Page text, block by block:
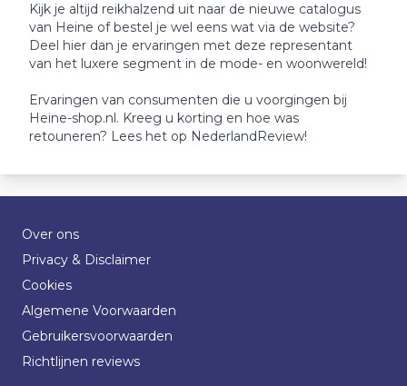
Kijk je altijd reikhalzend uit naar de nieuwe catalogus
van Heine of bestel je wel eens wat via de website?
Deel hier dan je ervaringen met deze representant
van het luxere segment in de mode- en woonwereld!
Ervaringen van consumenten die u voorgingen bij
Heine-shop.nl. Kreeg u korting en hoe was
retouneren? Lees het op NederlandReview!
Over ons
Privacy & Disclaimer
Cookies
Algemene Voorwaarden
Gebruikersvoorwaarden
Richtlijnen reviews